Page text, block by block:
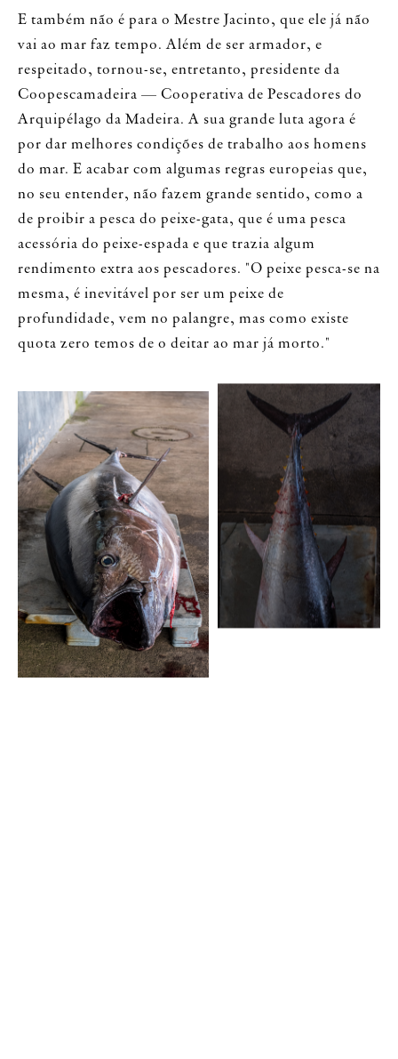
E também não é para o Mestre Jacinto, que ele já não
vai ao mar faz tempo. Além de ser armador, e
respeitado, tornou-se, entretanto, presidente da
Coopescamadeira — Cooperativa de Pescadores do
Arquipélago da Madeira. A sua grande luta agora é
por dar melhores condições de trabalho aos homens
do mar. E acabar com algumas regras europeias que,
no seu entender, não fazem grande sentido, como a
de proibir a pesca do peixe-gata, que é uma pesca
acessória do peixe-espada e que trazia algum
rendimento extra aos pescadores. "O peixe pesca-se na
mesma, é inevitável por ser um peixe de
profundidade, vem no palangre, mas como existe
quota zero temos de o deitar ao mar já morto."